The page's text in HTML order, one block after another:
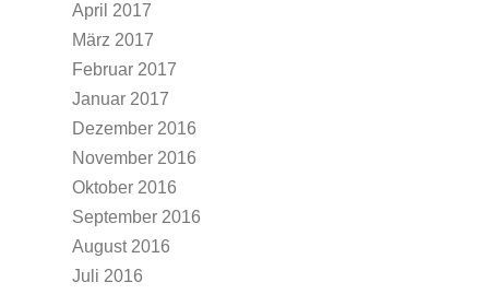
April 2017
März 2017
Februar 2017
Januar 2017
Dezember 2016
November 2016
Oktober 2016
September 2016
August 2016
Juli 2016